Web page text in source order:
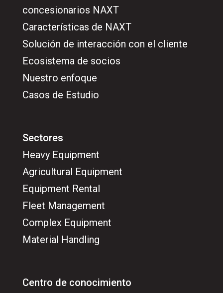
concesionarios NAXT
Características de NAXT
Solución de interacción con el cliente
Ecosistema de socios
Nuestro enfoque
Casos de Estudio
Sectores
Heavy Equipment
Agricultural Equipment
Equipment Rental
Fleet Management
Complex Equipment
Material Handling
Centro de conocimiento